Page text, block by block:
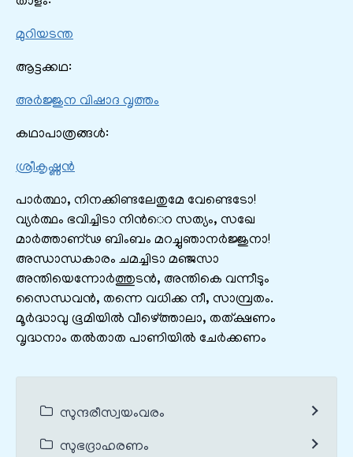
മുറിയടന്ത
ആട്ടക്കഥ:
അര്‍ജ്ജുന വിഷാദ വൃത്തം
കഥാപാത്രങ്ങൾ:
ശ്രീകൃഷ്ണൻ
പാര്‍ത്ഥാ, നിനക്കിണ്ടലേതുമേ വേണ്ടെടോ!
വ്യര്‍ത്ഥം ഭവിച്ചിടാ നിന്‍െറ സത്യം, സഖേ
മാര്‍ത്താണ്ഢ ബിംബം മറച്ചുഞാനര്‍ജ്ജുനാ!
അന്ധാന്ധകാരം ചമച്ചിടാ മഞ്ജസാ
അന്തിയെന്നോര്‍ത്തുടന്‍, അന്തികെ വന്നീടും
സൈന്ധവന്‍, തന്നെ വധിക്ക നീ, സാമ്പ്രതം.
മൂര്‍ദ്ധാവു ഭൂമിയില്‍ വീഴെ്ത്താലാ, തത്ക്ഷണം
വൃദ്ധനാം തല്‍താത പാണിയില്‍ ചേര്‍ക്കണം
സുന്ദരീസ്വയംവരം
സുഭദ്രാഹരണം